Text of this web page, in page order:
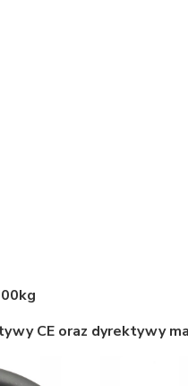
CE oraz dyrektywy